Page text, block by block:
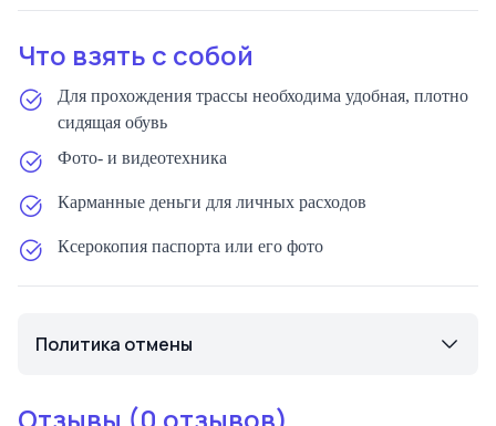
Что взять с собой
Для прохождения трассы необходима удобная, плотно
сидящая обувь
Фото- и видеотехника
Карманные деньги для личных расходов
Ксерокопия паспорта или его фото
Политика отмены